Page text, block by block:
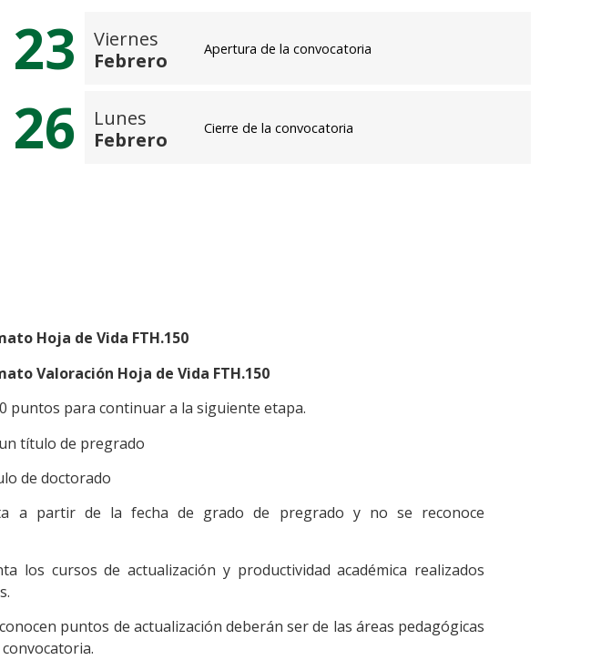
23
Viernes
Febrero
Apertura de la convocatoria
26
Lunes
Febrero
Cierre de la convocatoria
Hoja de Vida FTH.150
Valoración Hoja de Vida FTH.150
puntos para continuar a la siguiente etapa.
título de pregrado
de doctorado
a partir de la fecha de grado de pregrado y no se reconoce
los cursos de actualización y productividad académica realizados
puntos de actualización deberán ser de las áreas pedagógicas